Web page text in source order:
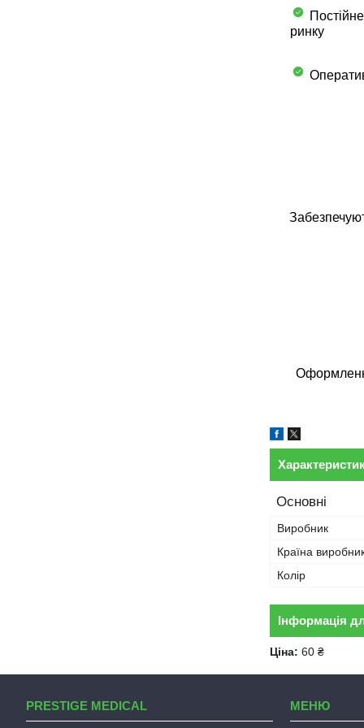
ринку
Основні
Виробник
Країна
Колір
Інформація
Ціна: 60 ₴
PRESTIGE MEDICAL МЕНЮ